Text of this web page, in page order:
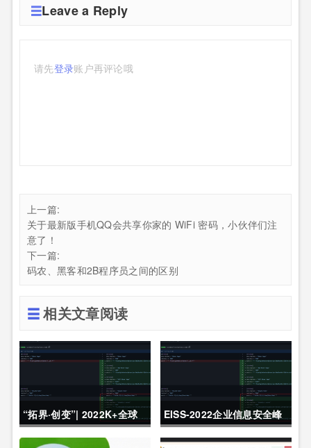
Leave a Reply
请先登录账户再评论哦
上一篇:
关于最新版手机QQ会共享你家的 WiFi 密码，小伙伴们注
意了！
下一篇:
码农、黑客和2B程序员之间的区别
相关文章阅读
“拓界·创变”| 2022K+全球
软件研发行业创新峰会上海
EISS-2022企业信息安全峰
会之深圳站 10月28日成功